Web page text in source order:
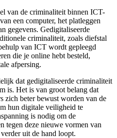
van de criminaliteit binnen ICT-
een computer, het platleggen
gegevens. Gedigitaliseerde
criminaliteit, zoals diefstal
van ICT wordt gepleegd
die je online hebt besteld,
afpersing.
dat gedigitaliseerde criminaliteit
is. Het is van groot belang dat
zich beter bewust worden van de
hun digitale veiligheid te
is nodig om de
tegen deze nieuwe vormen van
uit de hand loopt.